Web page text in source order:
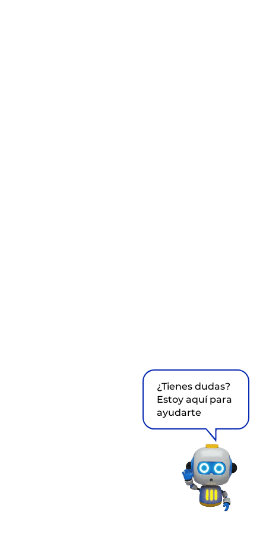
¿Tienes dudas?
Estoy aquí para
ayudarte